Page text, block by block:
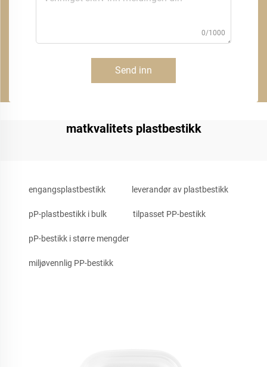
0/1000
Send inn
matkvalitets plastbestikk
engangsplastbestikk leverandør av plastbestikk
pP-plastbestikk i bulk tilpasset PP-bestikk
pP-bestikk i større mengder
miljøvennlig PP-bestikk